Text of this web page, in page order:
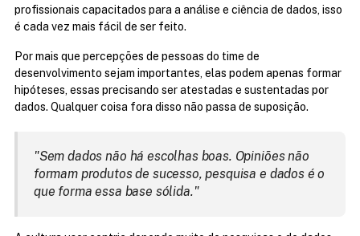
profissionais capacitados para a análise e ciência de dados, isso
é cada vez mais fácil de ser feito.
Por mais que percepções de pessoas do time de
desenvolvimento sejam importantes, elas podem apenas formar
hipóteses, essas precisando ser atestadas e sustentadas por
dados. Qualquer coisa fora disso não passa de suposição.
"Sem dados não há escolhas boas. Opiniões não
formam produtos de sucesso, pesquisa e dados é o
que forma essa base sólida."